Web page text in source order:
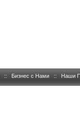
:: Бизнес с Нами :: Наши